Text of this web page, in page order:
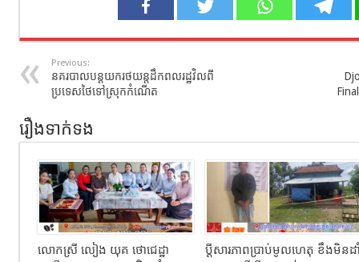
Previous:
នគរបាលបន្តយករថយន្តដឹកពលរដ្ឋវិលពី
ប្រទេសថៃទៅស្រុកកំណើត
រឿងទាក់ទង
លោកស្រី លៀង យុគ ថោជេដ្ឋា
ប្ដីសារភាពប្រាប់មូលហេតុ ខឹងមិនដ